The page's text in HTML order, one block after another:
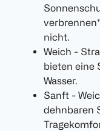
nicht.
Weich -
bieten eine
Wasser.
Sanft -
dehnbaren